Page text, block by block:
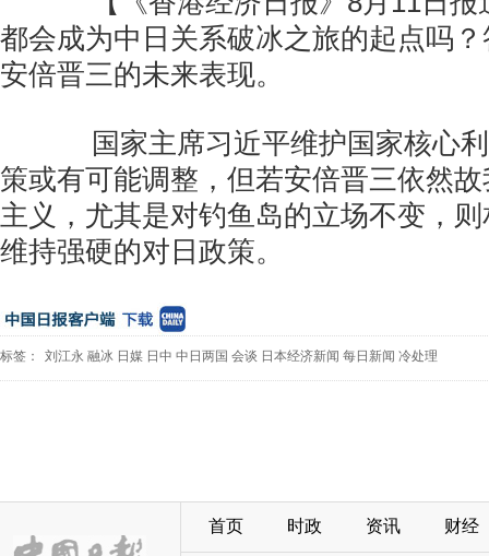
都会成为中日关系破冰之旅的起点吗
安倍晋三的未来表现。
国家主席习近平维护国家核心利
策或有可能调整，但若安倍晋三依然
主义，尤其是对钓鱼岛的立场不变，
维持强硬的对日政策。
标签： 刘江永 融冰 日媒 日中 中日两国 会谈 日本经济新闻 每日新闻 冷处理
首页 时政 资讯 财经